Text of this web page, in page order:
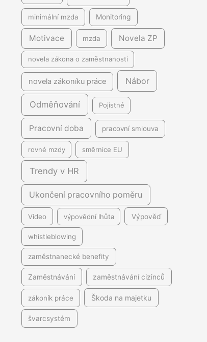
minimální mzda Monitoring
Motivace mzda Novela ZP
novela zákona o zaměstnanosti
novela zákoníku práce Nábor
Odměňování Pojistné
Pracovní doba pracovní smlouva
rovné mzdy směrnice EU
Trendy v HR
Ukončení pracovního poměru
Video výpovědní lhůta Výpověď
whistleblowing
zaměstnanecké benefity
Zaměstnávání zaměstnávání cizinců
zákoník práce Škoda na majetku
švarcsystém